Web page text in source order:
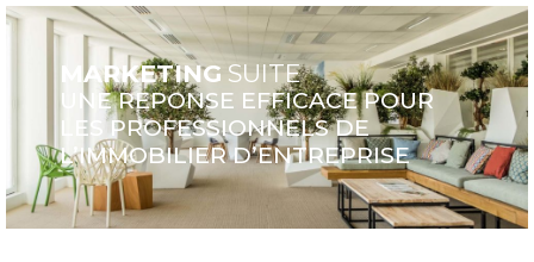
MARKETING SUITE
UNE REPONSE EFFICACE POUR
LES PROFESSIONNELS DE
L’IMMOBILIER D’ENTREPRISE